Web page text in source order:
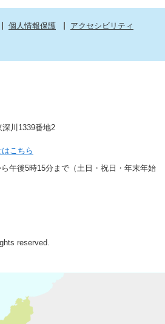
個人情報保護
アクセシビリティ
川1339番地2
こちら
午後5時15分まで（土日・祝日・年末年始
reserved.